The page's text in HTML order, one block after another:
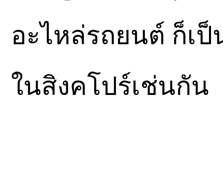
อะไหล่รถยนต์ ก็เ
ในสิงคโปร์เช่นกัน